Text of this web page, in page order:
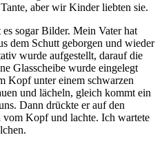
aber wir Kinder liebten sie.
sogar Bilder. Mein Vater hat
dem Schutt geborgen und wieder
wurde aufgestellt, darauf die
Glasscheibe wurde eingelegt
Kopf unter einem schwarzen
und lächeln, gleich kommt ein
Dann drückte er auf den
vom Kopf und lachte. Ich wartete